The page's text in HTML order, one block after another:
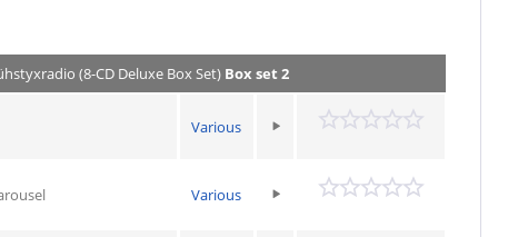
(8-CD Deluxe Box Set)Box set 2
Various
Various